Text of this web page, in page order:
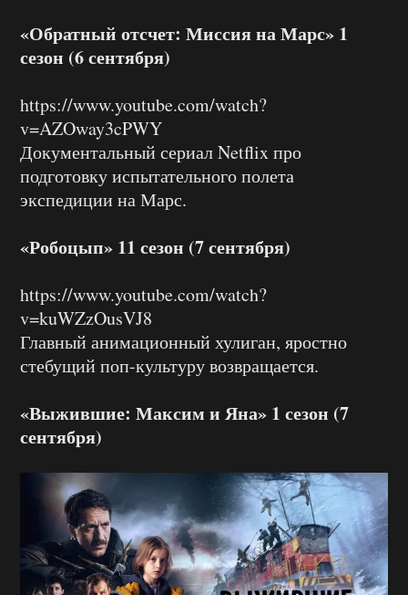
«Обратный отсчет: Миссия на Марс» 1
сезон (6 сентября)
https://www.youtube.com/watch?
v=AZOway3cPWY
Документальный сериал Netflix про
подготовку испытательного полета
экспедиции на Марс.
«Робоцып» 11 сезон (7 сентября)
https://www.youtube.com/watch?
v=kuWZzOusVJ8
Главный анимационный хулиган, яростно
стебущий поп-культуру возвращается.
«Выжившие: Максим и Яна» 1 сезон (7
сентября)